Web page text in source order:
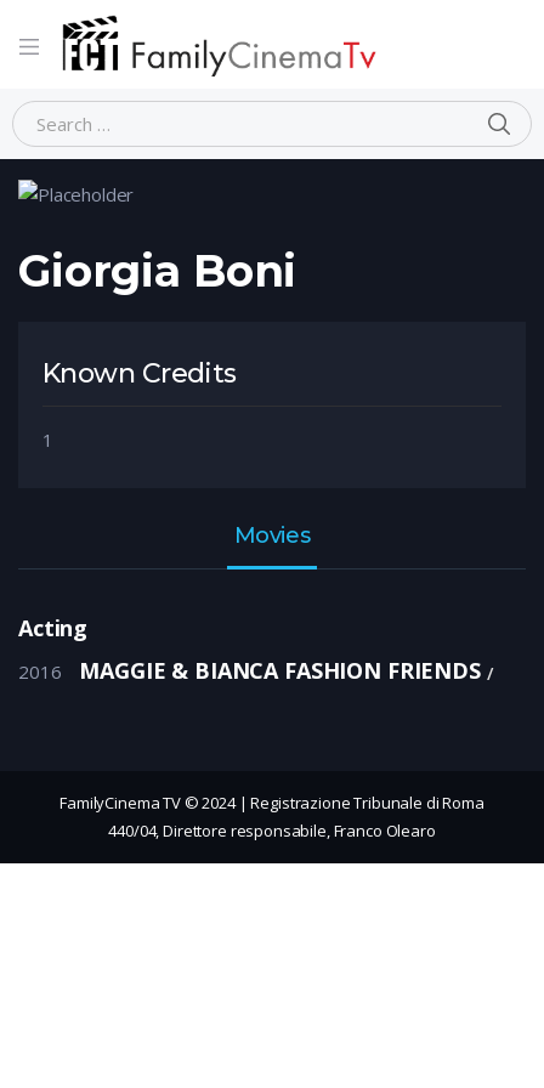
Home Person Giorgia Boni
Giorgia Boni
Known Credits
1
Movies
Acting
2016 MAGGIE & BIANCA FASHION FRIENDS
FamilyCinema TV © 2024 | Registrazione Tribunale di Roma
440/04, Direttore responsabile, Franco Olearo